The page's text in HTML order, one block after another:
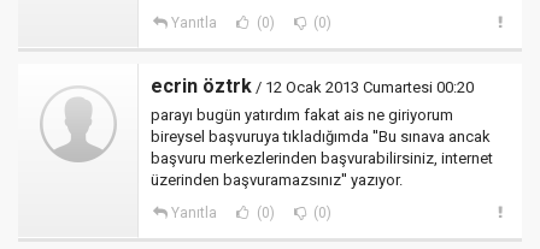
Yanıtla (0) (0)
ecrin öztrk / 12 Ocak 2013 Cumartesi 00:20
parayı bugün yatırdım fakat ais ne giriyorum
bireysel başvuruya tıkladığımda ''Bu sınava ancak
başvuru merkezlerinden başvurabilirsiniz, internet
üzerinden başvuramazsınız'' yazıyor.
Yanıtla (0) (0)